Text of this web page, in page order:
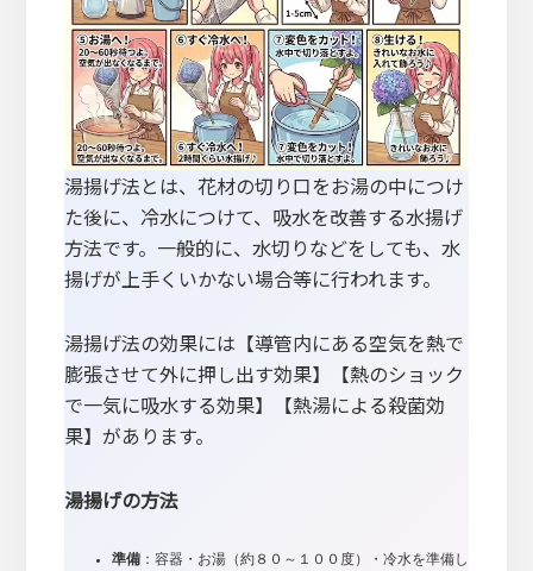
湯揚げ法とは、花材の切り口をお湯の中につけ
た後に、冷水につけて、吸水を改善する水揚げ
方法です。一般的に、水切りなどをしても、水
揚げが上手くいかない場合等に行われます。
湯揚げ法の効果には【導管内にある空気を熱で
膨張させて外に押し出す効果】【熱のショック
で一気に吸水する効果】【熱湯による殺菌効
果】があります。
湯揚げの方法
準備：容器・お湯（約８０～１００度）・冷水を準備し